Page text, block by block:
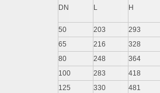
DN L H
50 203
293
65
216
328
80
248
364
100
283
418
125
330
481